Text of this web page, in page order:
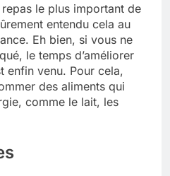
le plus important de
entendu cela au
Eh bien, si vous ne
le temps d’améliorer
enfin venu. Pour cela,
des aliments qui
comme le lait, les